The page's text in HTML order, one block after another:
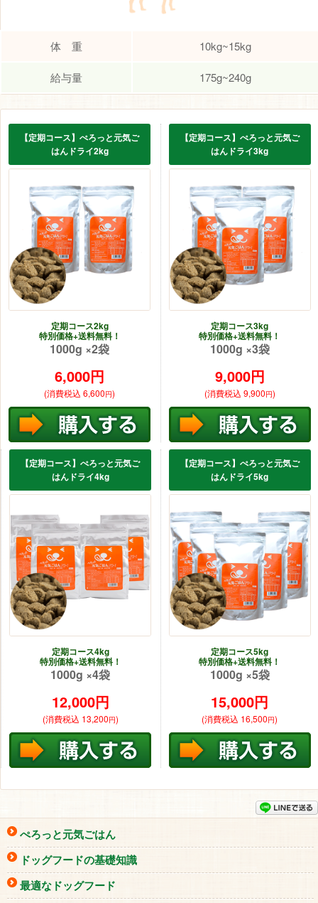
体 重 10kg~15kg
給与量 175g~240g
【定期コース】ぺろっと元気ご
はんドライ2kg
定期コース2kg
特別価格+送料無料！
1000g ×2袋
6,000円
(消費税込 6,600円)
【定期コース】ぺろっと元気ご
はんドライ3kg
定期コース3kg
特別価格+送料無料！
1000g ×3袋
9,000円
(消費税込 9,900円)
【定期コース】ぺろっと元気ご
はんドライ4kg
定期コース4kg
特別価格+送料無料！
1000g ×4袋
12,000円
(消費税込 13,200円)
【定期コース】ぺろっと元気ご
はんドライ5kg
定期コース5kg
特別価格+送料無料！
1000g ×5袋
15,000円
(消費税込 16,500円)
ぺろっと元気ごはん
ドッグフードの基礎知識
最適なドッグフード